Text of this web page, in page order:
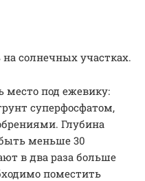
солнечных участках.
место под ежевику:
суперфосфатом,
Глубина
меньше 30
в два раза больше
поместить